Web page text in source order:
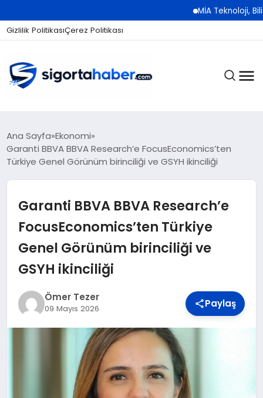
MİA Teknoloji, Bilişim
Gizlilik PolitikasıÇerez Politikası
SIGORTA
EKONOMI
DÜNYA
BILIM VE TEKNOLOJI
Ana Sayfa Ekonomi
Garanti BBVA BBVA Research’e FocusEconomics’ten
Türkiye Genel Görünüm birinciliği ve GSYH ikinciliği
Garanti BBVA BBVA Research’e
FocusEconomics’ten Türkiye
Genel Görünüm birinciliği ve
GSYH ikinciliği
Ömer Tezer
09 Mayıs 2026 Paylaş